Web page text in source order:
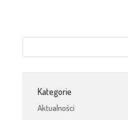
Kategorie
Aktualności